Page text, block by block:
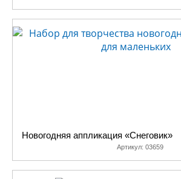
Новогодняя аппликация «Снеговик»
Артикул: 03659